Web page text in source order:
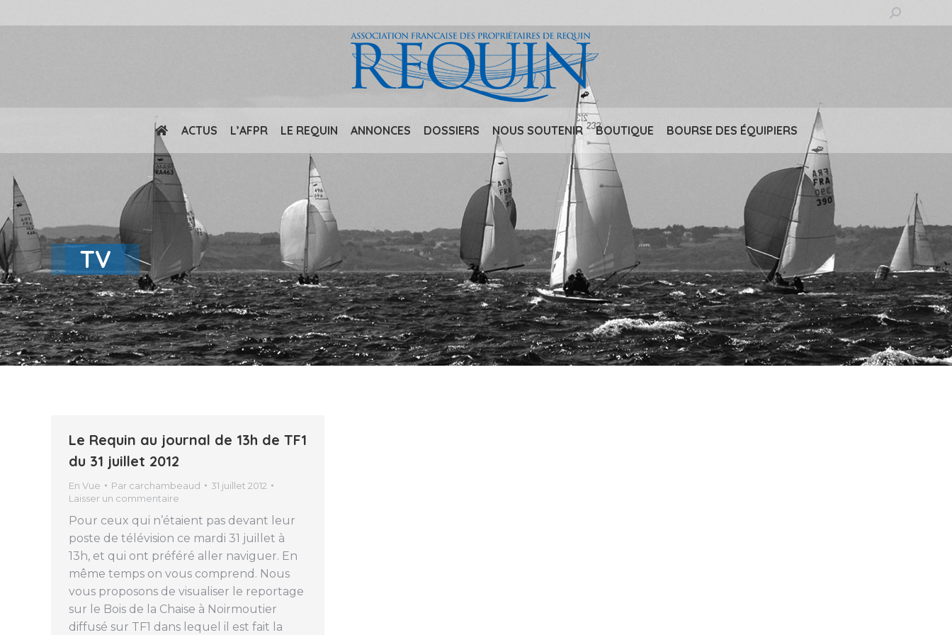
Recherche
:
ACTUS L’AFPR LE REQUIN ANNONCES DOSSIERS NOUS SOUTENIR BOUTIQUE BOURSE DES ÉQUIPIERS
TV
Le Requin au journal de 13h de TF1
du 31 juillet 2012
En Vue Par carchambeaud
31 juillet 2012
Laisser un commentaire
Pour ceux qui n’étaient pas devant leur
poste de télévision ce mardi 31 juillet à
13h, et qui ont préféré aller naviguer. En
même temps on vous comprend. Nous
vous proposons de visualiser le reportage
sur le Bois de la Chaise à Noirmoutier
diffusé sur TF1 dans lequel il est fait la